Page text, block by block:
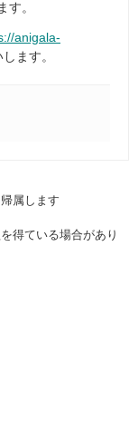
す。
anigala-
ます。
属します
得ている場合があり